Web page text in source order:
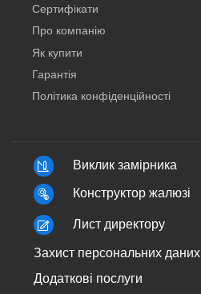
Сертифікати
Про компанію
Як купити
Гарантія
Політика конфіденційності
Виклик замірника
Конструктор жалюзі
Лист директору
Захист персональних даних
Додаткові послуги